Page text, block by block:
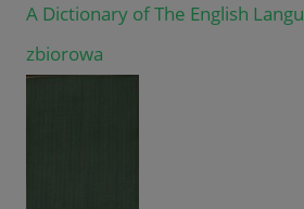
A Dictionary of The English
zbiorowa